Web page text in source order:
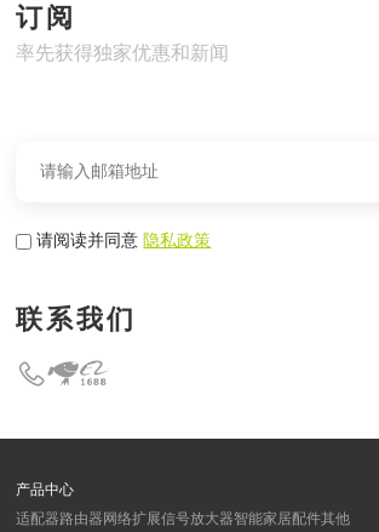
订阅
率先获得独家优惠和新闻
请阅读并同意隐私政策
联系我们
产品中心
适配器路由器网络扩展信号放大器智能家居配件其他